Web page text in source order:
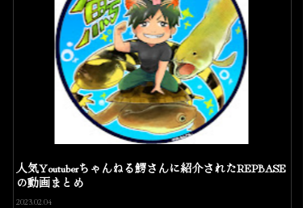
人気Youtuberちゃんねる鰐さんに紹介されたREPBASE
の動画まとめ
2023.02.04